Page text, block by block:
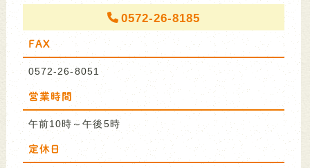
0572-26-8185
FAX
0572-26-8051
営業時間
午前10時～午後5時
定休日